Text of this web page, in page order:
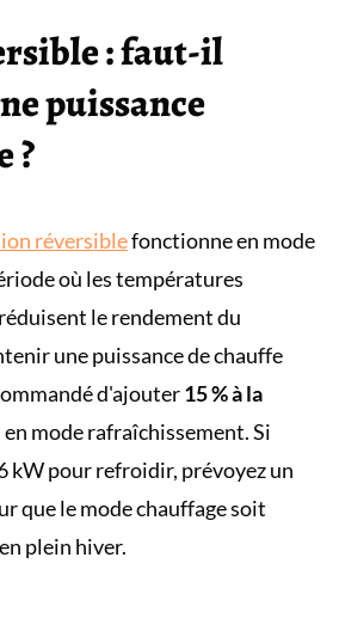
: faut-il
puissance
?
réversiblefonctionne en mode
où les températures
le rendement du
une puissance de chauffe
d'ajouter15 % à la
en mode rafraîchissement. Si
kW pour refroidir, prévoyez un
que le mode chauffage soit
plein hiver.